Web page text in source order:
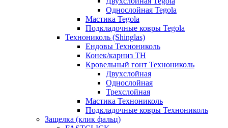
Однослойная Tegola
Мастика Tegola
Подкладочные ковры Tegola
Технониколь (Shinglas)
Ендовы Технониколь
Конек/карниз ТН
Кровельный гонт Технониколь
Двухслойная
Однослойная
Трехслойная
Мастика Технониколь
Подкладочные ковры Технониколь
Защелка (клик фальц)